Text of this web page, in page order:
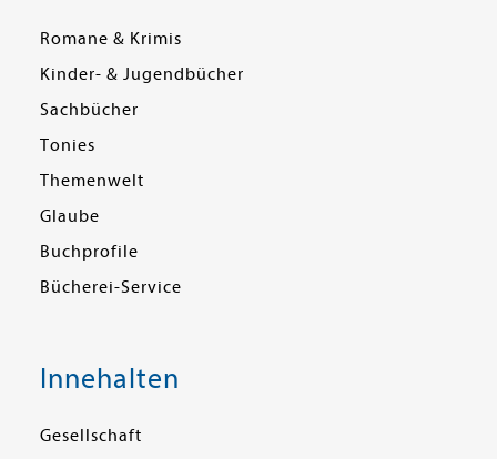
Romane & Krimis
Kinder- & Jugendbücher
Sachbücher
Tonies
Themenwelt
Glaube
Buchprofile
Bücherei-Service
Innehalten
Gesellschaft